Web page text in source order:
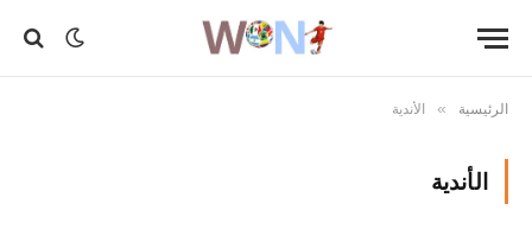
الرئيسية » الأندية
الأندية